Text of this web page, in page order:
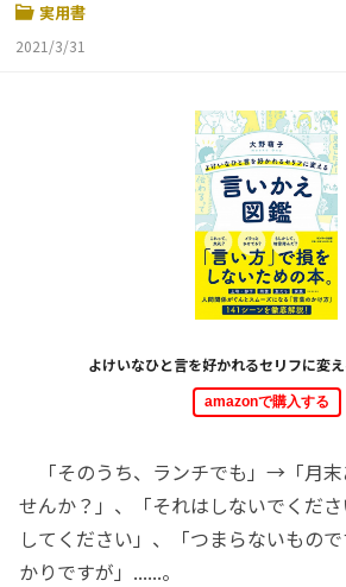
実用書
2021/3/31
よけいなひと言を好かれるセリフに変
amazonで購入する
「そのうち、ランチでも」→「月末
せんか？」、「それはしないでくだ
してください」、「つまらないもの
かりですが」......。